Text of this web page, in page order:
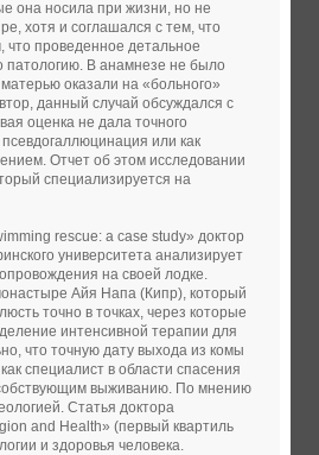
она носила при жизни, но не
хотя и соглашался с тем, что
что проведенное детальное
патологию. В анамнезе не было
оказали на «больного»
данный случай обсуждался с
оценка не дала точного
или как
Отчет об этом исследовании
специализируется на
rescue: a case study» доктор
университета анализирует
на своей лодке.
Айя Напа (Кипр), который
точно в точках, через которые
интенсивной терапии для
что точную дату выхода из комы
специалист в области спасения
выживанию. По мнению
Статья доктора
and Health» (первый квартиль
и здоровья человека.